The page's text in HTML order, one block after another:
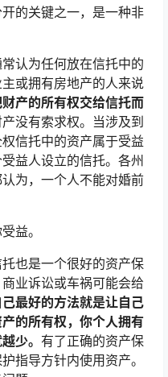
的关键之一，是一种非
认为任何放在信托中的
或拥有房地产的人来说
产的所有权交给信托而
没有索求权。当涉及到
信托中的资产属于受益
益人设立的信托。各州
为，一个人不能对婚前
益。
也是一个很好的资产保
业诉讼或车祸可能会给
最好的方法就是让自己
的所有权，你个人拥有
少。 有了正确的资产保
指导方针内使用资产。